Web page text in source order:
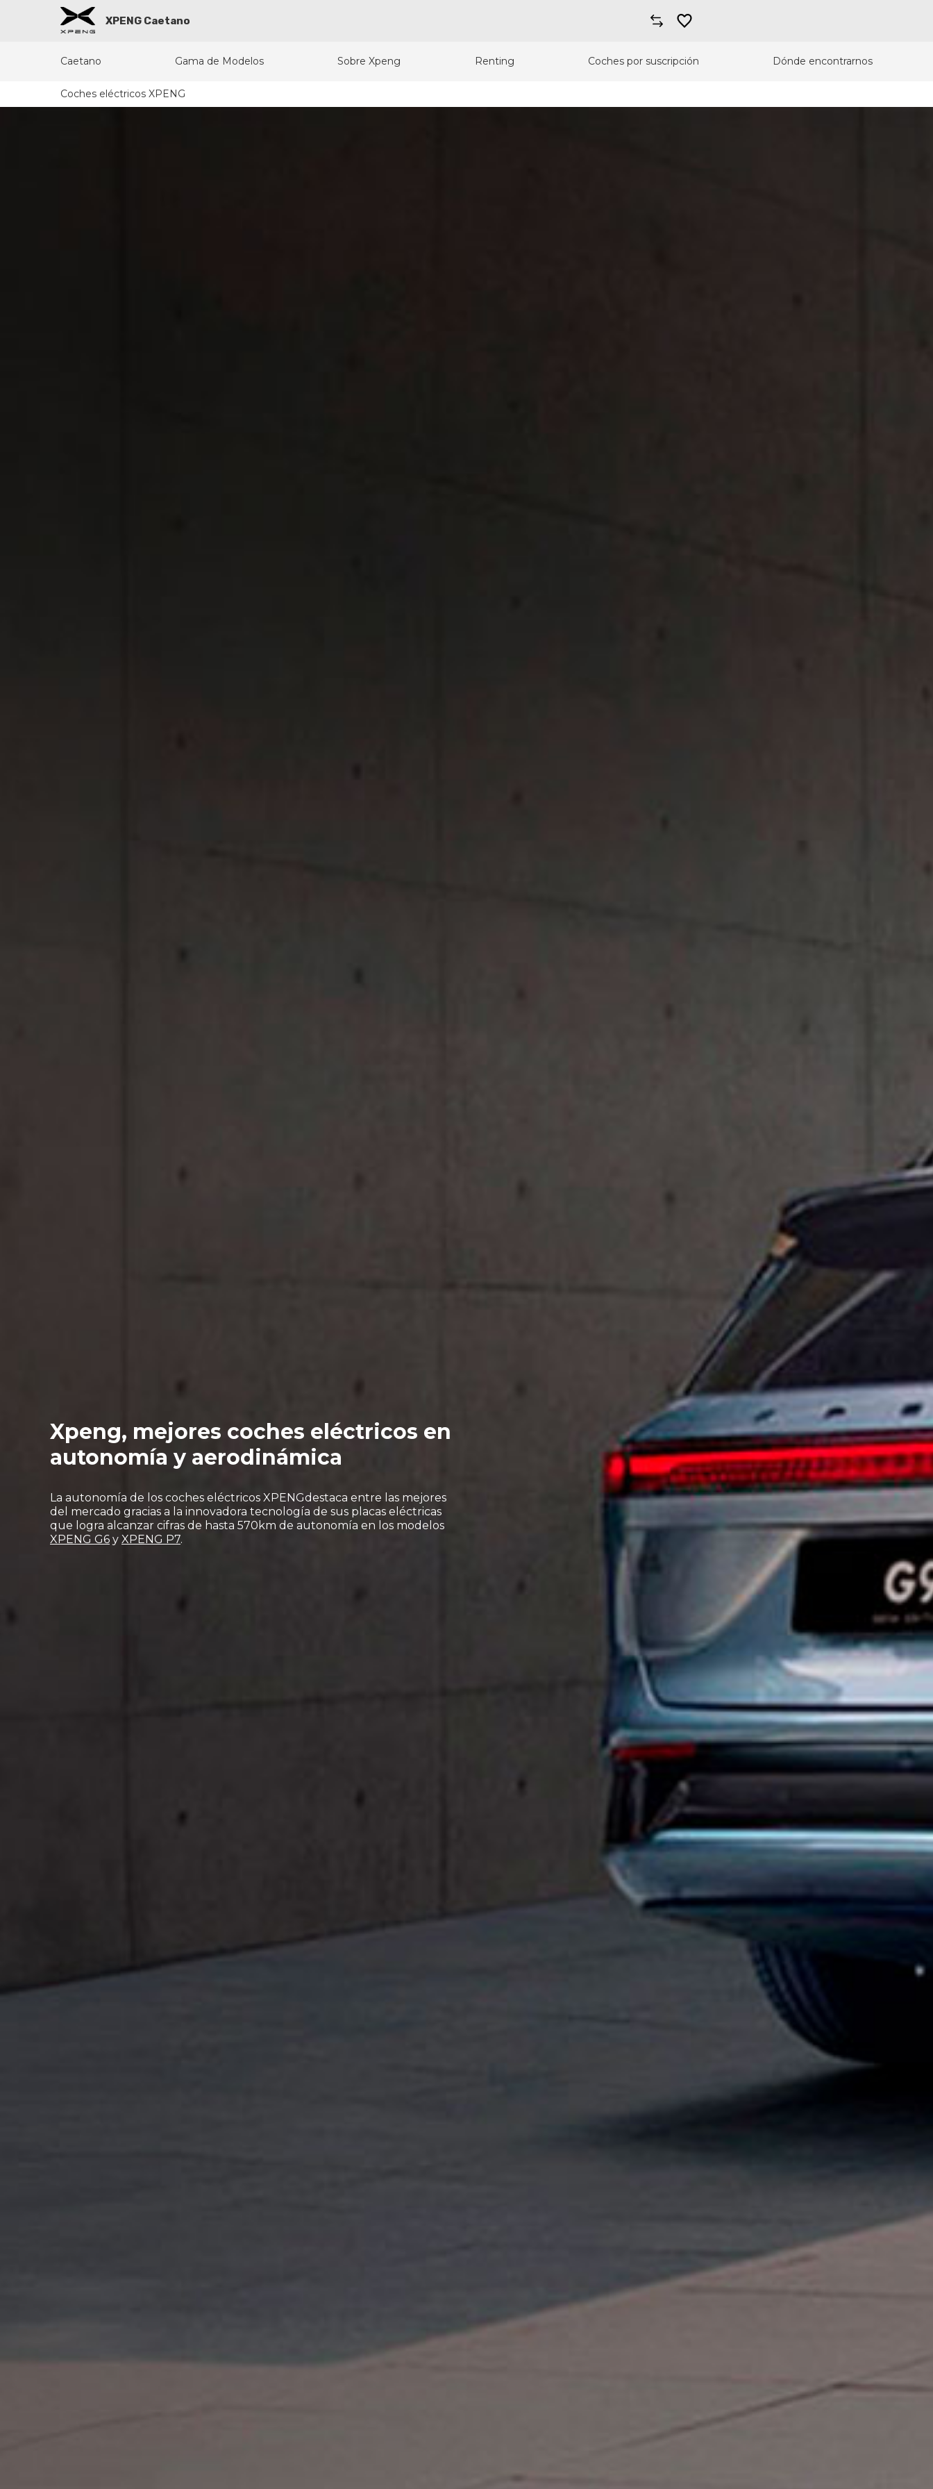
XPENG Caetano
Caetano Gama de Modelos Sobre Xpeng Renting Coches por suscripción Dónde encontrarnos
Coches eléctricos XPENG
Xpeng, mejores coches eléctricos en
autonomía y aerodinámica
L a autonomía de los coches eléctricos XPENGdestaca entre las mejores
del mercado gracias a la innovadora tecnología de sus placas eléctricas
que logra alcanzar cifras de hasta 570 km de autonomía en los modelos
XPENG G6 y XPENG P7.